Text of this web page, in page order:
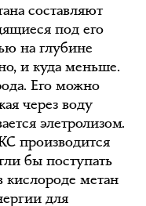
составляют
под его
на глубине
и куда меньше.
Его можно
через воду
элетролизом.
производится
бы поступать
кислороде метан
для